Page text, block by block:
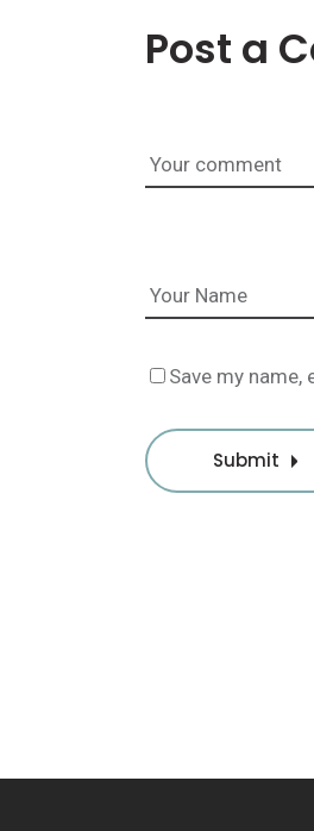
Post a
Save my
Submit